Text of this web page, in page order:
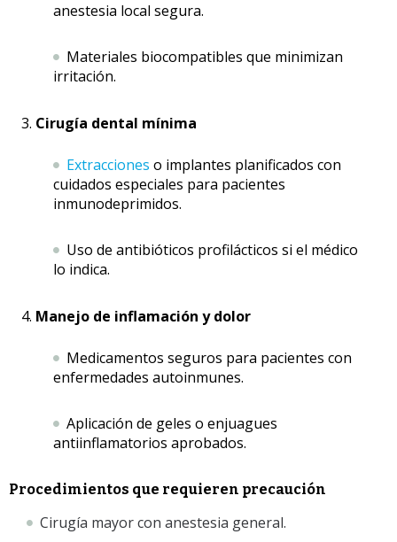
anestesia local segura.
Materiales biocompatibles que minimizan
irritación.
Cirugía dental mínima
Extracciones o implantes planificados con
cuidados especiales para pacientes
inmunodeprimidos.
Uso de antibióticos profilácticos si el médico
lo indica.
Manejo de inflamación y dolor
Medicamentos seguros para pacientes con
enfermedades autoinmunes.
Aplicación de geles o enjuagues
antiinflamatorios aprobados.
Procedimientos que requieren precaución
Cirugía mayor con anestesia general.